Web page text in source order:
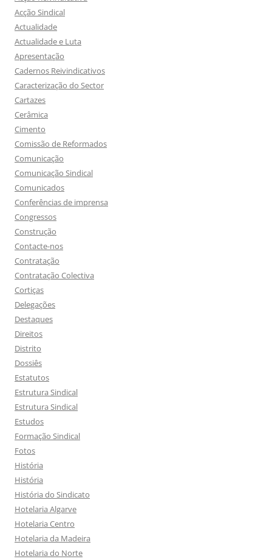
Acção Sindical
Actualidade
Actualidade e Luta
Apresentação
Cadernos Reivindicativos
Caracterização do Sector
Cartazes
Cerâmica
Cimento
Comissão de Reformados
Comunicação
Comunicação Sindical
Comunicados
Conferências de imprensa
Congressos
Construção
Contacte-nos
Contratação
Contratação Colectiva
Cortiças
Delegações
Destaques
Direitos
Distrito
Dossiês
Estatutos
Estrutura Sindical
Estrutura Sindical
Estudos
Formação Sindical
Fotos
História
História
História do Sindicato
Hotelaria Algarve
Hotelaria Centro
Hotelaria da Madeira
Hotelaria do Norte